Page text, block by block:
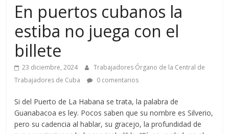
En puertos cubanos la
estiba no juega con el
billete
23 diciembre, 2024
Trabajadores Órgano de la Central de
Trabajadores de Cuba
0 comentarios
Si del Puerto de La Habana se trata, la palabra de
Guanabacoa es ley. Pocos saben que su nombre es Silverio,
pero su cadencia al hablar, su gracejo, la profundidad de